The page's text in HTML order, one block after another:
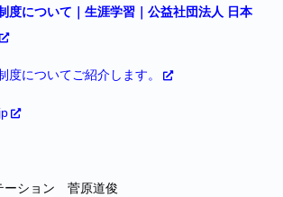
度について｜生涯学習｜公益社団法人 日本
度についてご紹介します。
ーション 菅原道俊